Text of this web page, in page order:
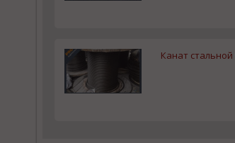
Канат